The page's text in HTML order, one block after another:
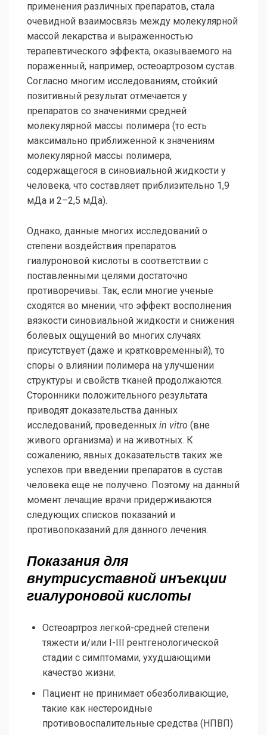
применения различных препаратов, стала
очевидной взаимосвязь между молекулярной
массой лекарства и выраженностью
терапевтического эффекта, оказываемого на
пораженный, например, остеоартрозом сустав.
Согласно многим исследованиям, стойкий
позитивный результат отмечается у
препаратов со значениями средней
молекулярной массы полимера (то есть
максимально приближенной к значениям
молекулярной массы полимера,
содержащегося в синовиальной жидкости у
человека, что составляет приблизительно 1,9
мДа и 2–2,5 мДа).
Однако, данные многих исследований о
степени воздействия препаратов
гиалуроновой кислоты в соответствии с
поставленными целями достаточно
противоречивы. Так, если многие ученые
сходятся во мнении, что эффект восполнения
вязкости синовиальной жидкости и снижения
болевых ощущений во многих случаях
присутствует (даже и кратковременный), то
споры о влиянии полимера на улучшении
структуры и свойств тканей продолжаются.
Сторонники положительного результата
приводят доказательства данных
исследований, проведенных in vitro (вне
живого организма) и на животных. К
сожалению, явных доказательств таких же
успехов при введении препаратов в сустав
человека еще не получено. Поэтому на данный
момент лечащие врачи придерживаются
следующих списков показаний и
противопоказаний для данного лечения.
Показания для
внутрисуставной инъекции
гиалуроновой кислоты
Остеоартроз легкой-средней степени
тяжести и/или I-III рентгенологической
стадии с симптомами, ухудшающими
качество жизни.
Пациент не принимает обезболивающие,
такие как нестероидные
противовоспалительные средства (НПВП)